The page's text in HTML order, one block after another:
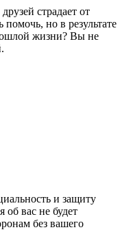
страдает от
но в результате
жизни? Вы не
и защиту
вас не будет
без вашего